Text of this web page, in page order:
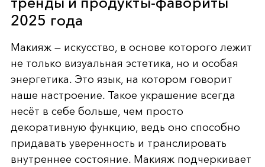
2025 года
Макияж — искусство, в основе которого лежит
не только визуальная эстетика, но и особая
энергетика. Это язык, на котором говорит
наше настроение. Такое украшение всегда
несёт в себе больше, чем просто
декоративную функцию, ведь оно способно
придавать уверенность и транслировать
внутреннее состояние. Макияж подчеркивает